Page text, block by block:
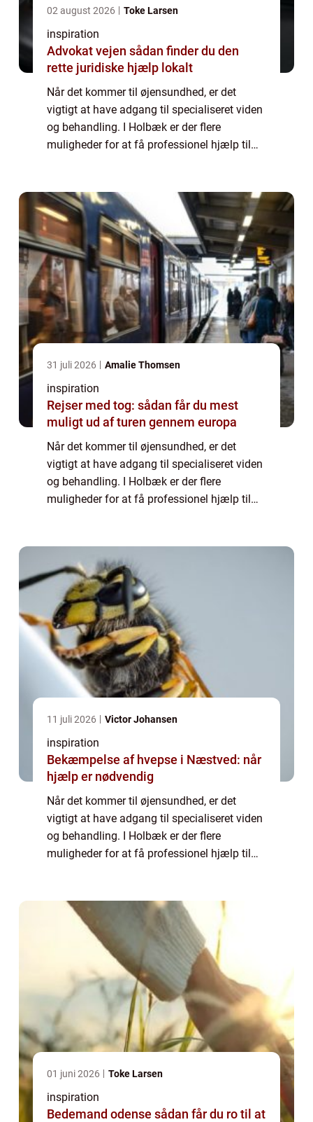
02 august 2026 Toke Larsen
inspiration
Advokat vejen sådan finder du den
rette juridiske hjælp lokalt
Når det kommer til øjensundhed, er det
vigtigt at have adgang til specialiseret viden
og behandling. I Holbæk er der flere
muligheder for at få professionel hjælp til
31 juli 2026 Amalie Thomsen
inspiration
Rejser med tog: sådan får du mest
muligt ud af turen gennem europa
Når det kommer til øjensundhed, er det
vigtigt at have adgang til specialiseret viden
og behandling. I Holbæk er der flere
muligheder for at få professionel hjælp til
11 juli 2026 Victor Johansen
inspiration
Bekæmpelse af hvepse i Næstved: når
hjælp er nødvendig
Når det kommer til øjensundhed, er det
vigtigt at have adgang til specialiseret viden
og behandling. I Holbæk er der flere
muligheder for at få professionel hjælp til
01 juni 2026 Toke Larsen
inspiration
Bedemand odense sådan får du ro til at